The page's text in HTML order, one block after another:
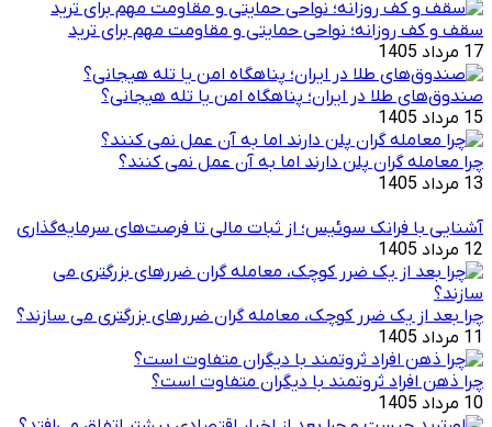
سقف و کف روزانه؛ نواحی حمایتی و مقاومت مهم برای ترید
17 مرداد 1405
صندوق‌های طلا در ایران؛ پناهگاه امن یا تله هیجانی؟
15 مرداد 1405
چرا معامله ‌گران پلن دارند اما به آن عمل نمی ‌کنند؟
13 مرداد 1405
آشنایی با فرانک سوئیس؛ از ثبات مالی تا فرصت‌های سرمایه‌گذاری
12 مرداد 1405
چرا بعد از یک ضرر کوچک، معامله‌ گران ضررهای بزرگتری می ‌سازند؟
11 مرداد 1405
چرا ذهن افراد ثروتمند با دیگران متفاوت است؟
10 مرداد 1405